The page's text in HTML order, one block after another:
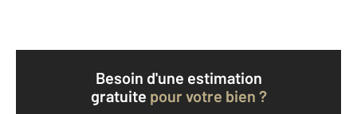
Besoin d'une estimation
gratuite pour votre bien ?